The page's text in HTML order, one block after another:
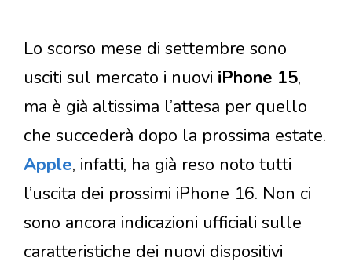
Lo scorso mese di settembre sono
usciti sul mercato i nuovi iPhone 15,
ma è già altissima l’attesa per quello
che succederà dopo la prossima estate.
Apple, infatti, ha già reso noto tutti
l’uscita dei prossimi iPhone 16. Non ci
sono ancora indicazioni ufficiali sulle
caratteristiche dei nuovi dispositivi